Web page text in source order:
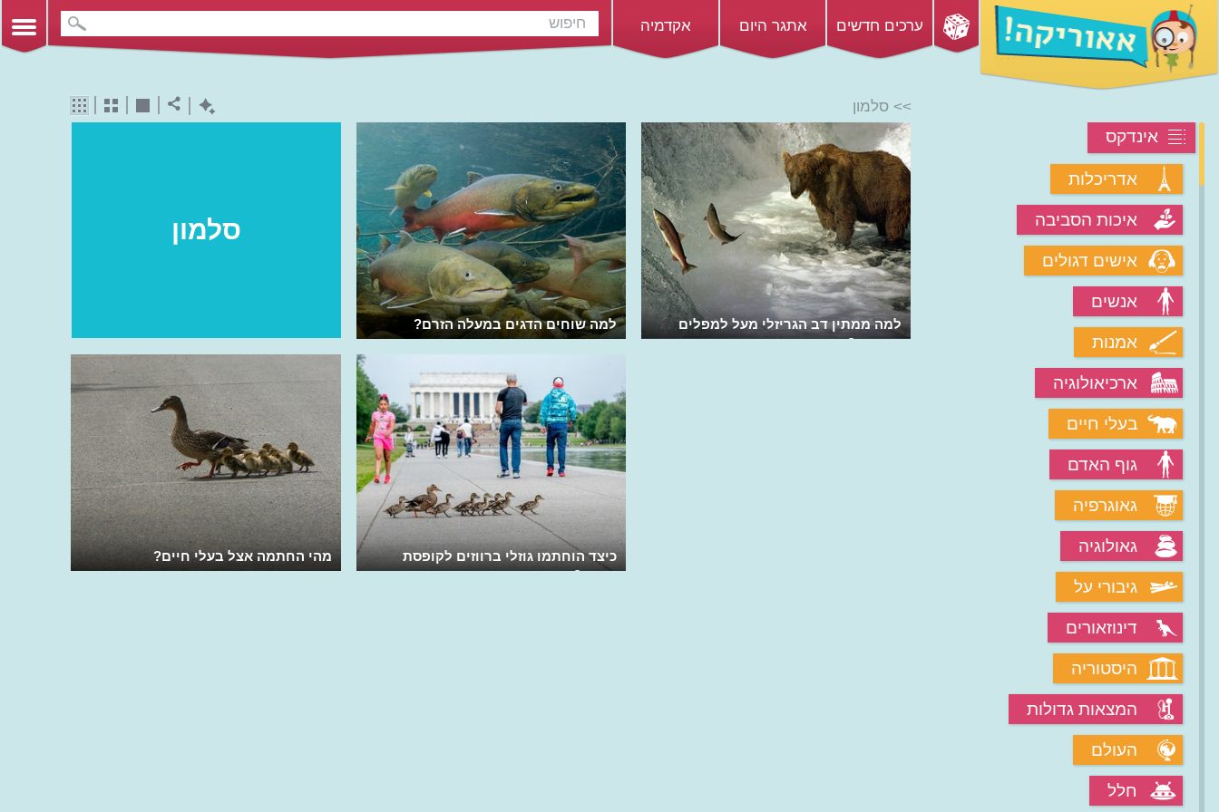
ערכים חדשים אתגר היום אקדמיה
אינדקס
אדריכלות
איכות הסביבה
אישים דגולים
אנשים
אמנות
ארכיאולוגיה
בעלי חיים
גוף האדם
גאוגרפיה
גאולוגיה
גיבורי על
דינוזאורים
היסטוריה
המצאות גדולות
העולם
חלל
>> סלמון
סלמון
למה שוחים הדגים במעלה הזרם?
למה ממתין דב הגריזלי מעל למפלים
בנהרות?
מהי החתמה אצל בעלי חיים?
כיצד הוחתמו גוזלי ברווזים לקופסת
קרטון?